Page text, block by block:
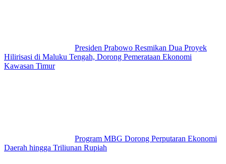
Presiden Prabowo Resmikan Dua Proyek
Hilirisasi di Maluku Tengah, Dorong Pemerataan Ekonomi
Kawasan Timur
Program MBG Dorong Perputaran Ekonomi
Daerah hingga Triliunan Rupiah